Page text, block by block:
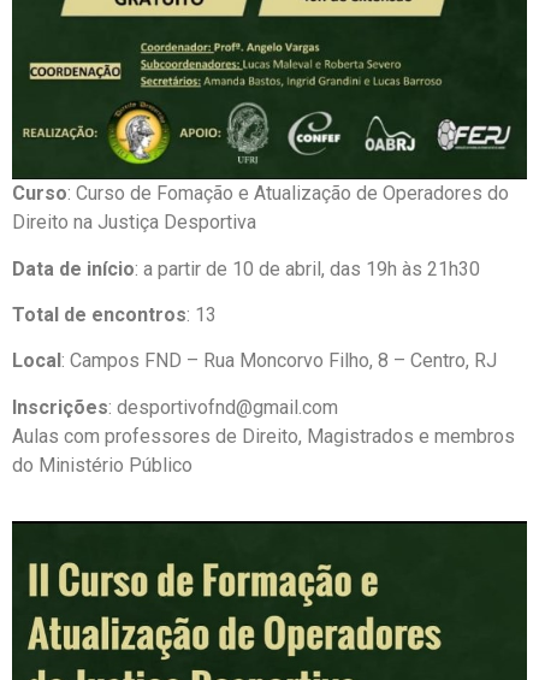
Curso: Curso de Fomação e Atualização de Operadores do
Direito na Justiça Desportiva
Data de início: a partir de 10 de abril, das 19h às 21h30
Total de encontros: 13
Local : Campos FND – Rua Moncorvo Filho, 8 – Centro, RJ
Inscrições: desportivofnd@gmail.com
Aulas com professores de Direito, Magistrados e membros
do Ministério Público